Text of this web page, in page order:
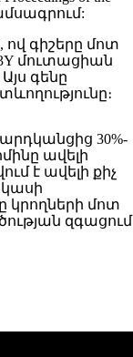
ով գիշերը մոտ
մուտացիան
գենը
30%-
ավելի
է ավելի քիչ
կրողների մոտ
զգացում